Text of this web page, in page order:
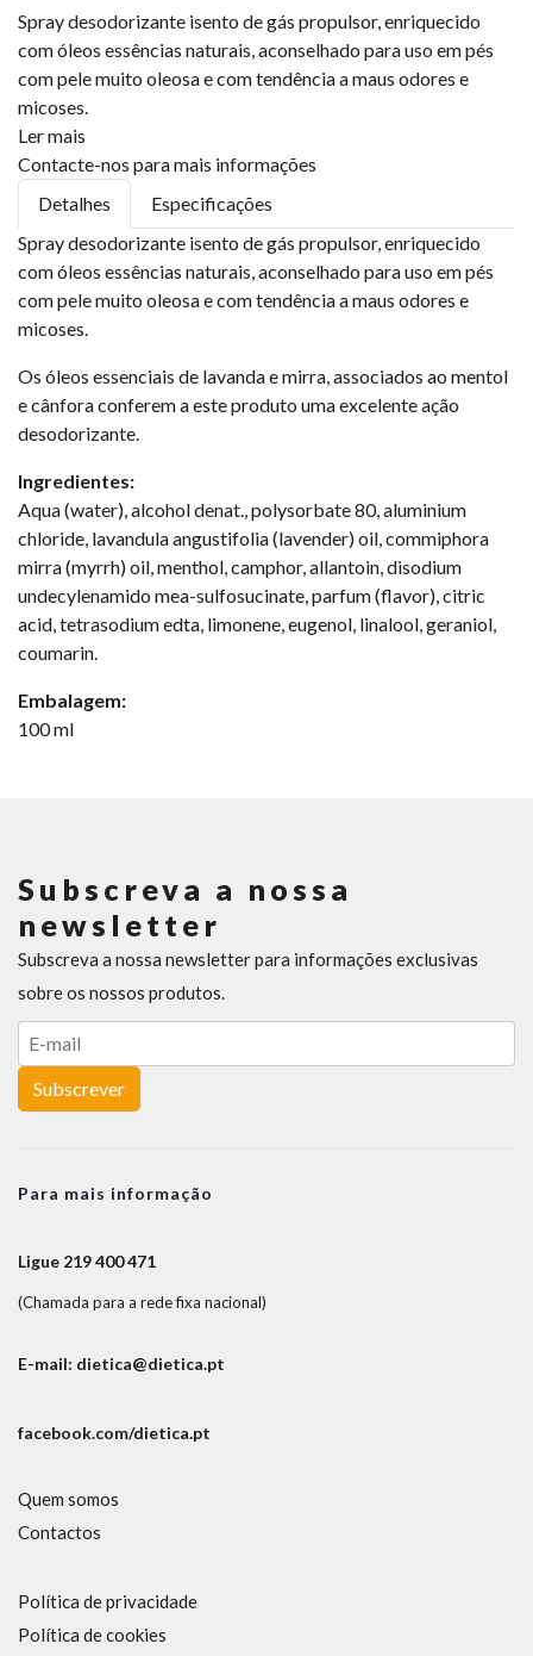
Spray desodorizante isento de gás propulsor, enriquecido
com óleos essências naturais, aconselhado para uso em pés
com pele muito oleosa e com tendência a maus odores e
micoses.
Ler mais
Contacte-nos para mais informações
Detalhes
Especificações
Spray desodorizante isento de gás propulsor, enriquecido
com óleos essências naturais, aconselhado para uso em pés
com pele muito oleosa e com tendência a maus odores e
micoses.
Os óleos essenciais de lavanda e mirra, associados ao mentol
e cânfora conferem a este produto uma excelente ação
desodorizante.
Ingredientes:
Aqua (water), alcohol denat., polysorbate 80, aluminium
chloride, lavandula angustifolia (lavender) oil, commiphora
mirra (myrrh) oil, menthol, camphor, allantoin, disodium
undecylenamido mea-sulfosucinate, parfum (flavor), citric
acid, tetrasodium edta, limonene, eugenol, linalool, geraniol,
coumarin.
Embalagem:
100 ml
Subscreva a nossa
newsletter
Subscreva a nossa newsletter para informações exclusivas
sobre os nossos produtos.
Subscrever
Para mais informação
Ligue 219 400 471
(Chamada para a rede fixa nacional)
E-mail: dietica@dietica.pt
facebook.com/dietica.pt
Quem somos
Contactos
Política de privacidade
Política de cookies